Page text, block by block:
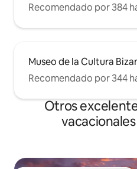
Recomendado por 384
Museo de la Cultura
Recomendado por 344
Otros